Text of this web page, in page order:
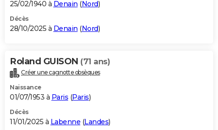
GUIDES D'ACHAT
BONS PLANS
Carte de Noël
Carte Bonne année
Carte Saint-Valentin
Carte Pâques
Carte d'anniversaire
DICTIONNAIRE
Dictionnaire
Biographies
Citations
Expressions
Proverbes
PROGRAMME TV
S'inscrire
Se connecter
Lycées
Collèges
Primaires
Universités
Entreprises
Service militaire
Avis de recherche
AVIS DE DÉCÈS
25/02/1940 à Denain (Nord)
Décès
28/10/2025 à Denain (Nord)
Roland GUISON (71 ans)
Créer une cagnotte obsèques
Naissance
01/07/1953 à Paris (Paris)
Décès
11/01/2025 à Labenne (Landes)